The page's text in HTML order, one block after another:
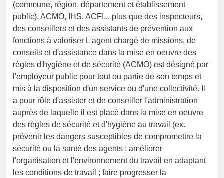
(commune, région, département et établissement
public). ACMO, IHS, ACFI... plus que des inspecteurs,
des conseillers et des assistants de prévention aux
fonctions à valoriser L'agent chargé de missions, de
conseils et d'assistance dans la mise en oeuvre des
règles d'hygiène et de sécurité (ACMO) est désigné par
l'employeur public pour tout ou partie de son temps et
mis à la disposition d'un service ou d'une collectivité. Il
a pour rôle d'assister et de conseiller l'administration
auprès de laquelle il est placé dans la mise en oeuvre
des règles de sécurité et d'hygiène au travail (ex.
prévenir les dangers susceptibles de compromettre la
sécurité ou la santé des agents ; améliorer
l'organisation et l'environnement du travail en adaptant
les conditions de travail ; faire progresser la